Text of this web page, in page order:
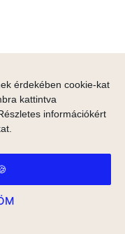
érdekében cookie-kat
kattintva
információkért